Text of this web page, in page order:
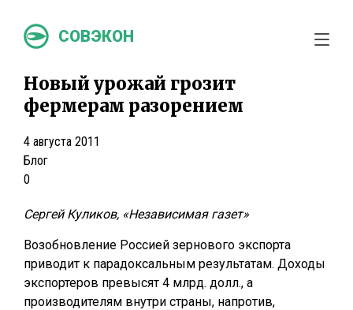
СОВЭКОН
Новый урожай грозит
фермерам разорением
4 августа 2011
Блог
0
Сергей Куликов, «Независимая газет»
Возобновление Россией зернового экспорта
приводит к парадоксальным результатам. Доходы
экспортеров превысят 4 млрд. долл., а
производителям внутри страны, напротив,